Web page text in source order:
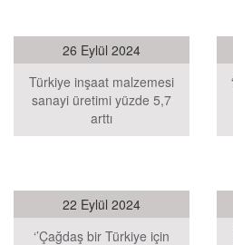
26 Eylül 2024
Türkiye inşaat malzemesi
sanayi üretimi yüzde 5,7
arttı
22 Eylül 2024
‘’Çağdaş bir Türkiye için